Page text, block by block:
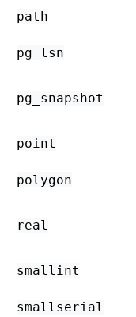
path
pg_lsn
pg_snapshot
point
polygon
real
smallint
smallserial